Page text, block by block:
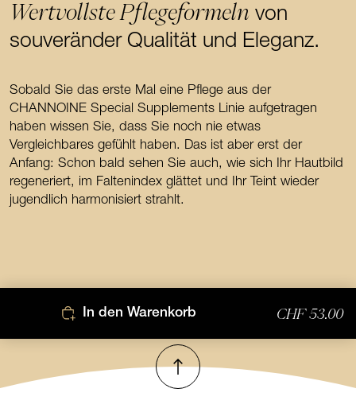
Wertvollste Pflegeformeln von
souveränder Qualität und Eleganz.
Sobald Sie das erste Mal eine Pflege aus der
CHANNOINE Special Supplements Linie aufgetragen
haben wissen Sie, dass Sie noch nie etwas
Vergleichbares gefühlt haben. Das ist aber erst der
Anfang: Schon bald sehen Sie auch, wie sich Ihr Hautbild
regeneriert, im Faltenindex glättet und Ihr Teint wieder
jugendlich harmonisiert strahlt.
In den Warenkorb CHF 53.00
Nach oben